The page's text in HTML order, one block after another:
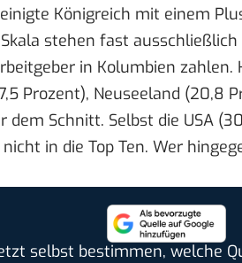
Königreich mit einem
stehen fast
in Kolumbien zahlen.
Prozent), Neuseeland (20,8
dem Schnitt. Selbst die USA
in die Top Ten. Wer
selbst bestimmen, welche